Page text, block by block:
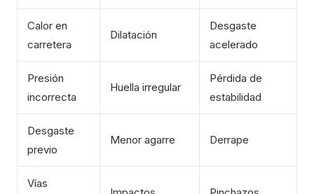
Calor en
carretera
Dilatación
Desgaste
acelerado
Presión
incorrecta
Huella irregular
Pérdida de
estabilidad
Desgaste
previo
Menor agarre Derrape
Vías